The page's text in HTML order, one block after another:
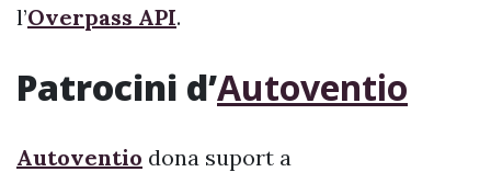
l’Overpass API.
Patrocini d’Autoventio
Autoventio dona suport a